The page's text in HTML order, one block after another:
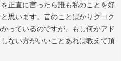
正直に言ったら誰も私のことを好
思います。昔のことばかりクヨク
っているのですが、もし何かアド
ない方がいいことあれば教えて頂